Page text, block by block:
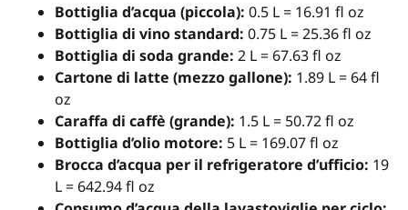
Bottiglia d’acqua (piccola): 0.5 L = 16.91 fl oz
Bottiglia di vino standard: 0.75 L = 25.36 fl oz
Bottiglia di soda grande: 2 L = 67.63 fl oz
Cartone di latte (mezzo gallone): 1.89 L = 64 fl
oz
Caraffa di caffè (grande): 1.5 L = 50.72 fl oz
Bottiglia d’olio motore: 5 L = 169.07 fl oz
Brocca d’acqua per il refrigeratore d’ufficio: 19
L = 642.94 fl oz